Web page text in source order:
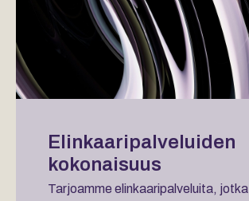
Elinkaaripalveluiden
kokonaisuus
Tarjoamme elinkaaripalveluita, jotka